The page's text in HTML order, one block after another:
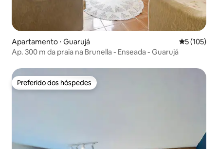
Apartamento ⋅ Guarujá 5 de uma
5 (105)
Ap. 300 m da praia na Brunella - Enseada - Guarujá
Preferido dos hóspedes
Preferido dos hóspedes